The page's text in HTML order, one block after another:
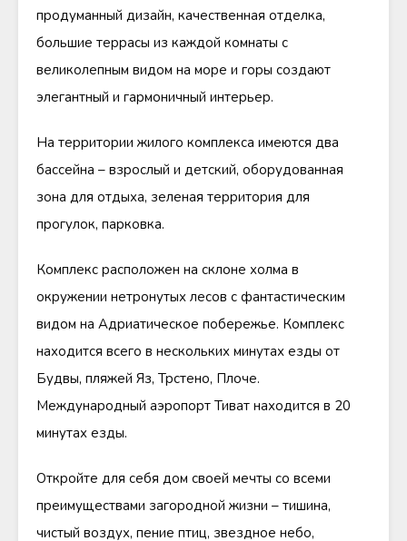
продуманный дизайн, качественная отделка,
большие террасы из каждой комнаты с
великолепным видом на море и горы создают
элегантный и гармоничный интерьер.
На территории жилого комплекса имеются два
бассейна – взрослый и детский, оборудованная
зона для отдыха, зеленая территория для
прогулок, парковка.
Комплекс расположен на склоне холма в
окружении нетронутых лесов с фантастическим
видом на Адриатическое побережье. Комплекс
находится всего в нескольких минутах езды от
Будвы, пляжей Яз, Трстено, Плоче.
Международный аэропорт Тиват находится в 20
минутах езды.
Откройте для себя дом своей мечты со всеми
преимуществами загородной жизни – тишина,
чистый воздух, пение птиц, звездное небо,